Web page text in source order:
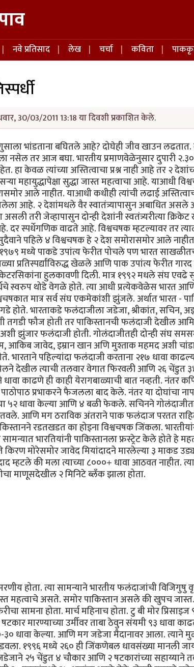
नवे प्रतिसाद लेख चर्चा कविता
30/03/2011 13:18 या दिवशी प्रकाशित केले.
भांडताना बघितले आहे? दोघेही जीव खाउन
नसेल तर आज बघा. भारतीय प्रमाणवेळेनुसार दुपारी
केवळ त्यांच्या अस्तित्वाचा प्रश्न नाही आहे तर २
महायुद्धापेक्षा सुद्धा जास्त महत्वाचा आहे. याआधी
आले नाहीत. याआधी कधीही त्यांची लढाई
आहे. २ देशांमधले वैर स्वातंत्र्यापासुन अबाधित
असली तरी जेव्हापासुन दोन्ही देशांनी स्वतंत्र्यरीत्या
स्पर्धेगणिक वाढते आहे. विश्वचषक म्हटल्यावर तर
पहिले ४ विश्वचषक हे २ देश समोरासमोर आले
मध्ये पाकडे उपांत्य फेरीत पोचले पण भारत
प्रतिस्पर्द्यांविरुद्ध खेळले आणि पाक उपांत्य फेरीत
हुलकावणी दिली. मात्र १९९२ मधले संघ एवढे
स्वरुप थोडे वेगळे होते. त्या आधी प्रत्येकवेळेस भारत
मात्र सर्व संघ एकमेकांशी झुंजले. अर्थात भारत -
होते. भारताकडे फलंदाजीला जडेजा, श्रीकांत, सचिन,
तगडी फौज होती तर पाकिस्तानची फलंदाजी देखील
झुंजार फलंदाजी होती. गोलंदाजीतही दोन्ही संघ
आकिब जावेद, इम्रान खान अणि मुश्ताक महमद अशी
भारताने पहिल्यांदा फलंदाजी करताना २१७ धावा
देखील त्याची तलवार वेगात फिरवली आणि २६ चेंडुत
काढणे ही काही येरागबाळ्याची बात नव्हती. नंतर
प्रभाकरने फैजलला बाद केले. नंतर या दोघांचा
५२ धावा केल्या आणि ४ बळी फेकले. सचिनने
आणि मग ठराविक अंतराने पाक फलंदाज परतत
रडतखडत का होइना विश्वचषक जिंकला.
भारतियांनी पाकिस्तानला फ्रस्ट्रेट केले होते हे
किरण मोरेसमोर जावेद मियांदादने मारलेल्या ३ माकड
म्हटले की मला त्याच्या ८०००+ धावा आठवत नाहीत.
माणूसदेखील २ मिनिटे ब्लँक झाला होता.
होता. त्या सामन्याने भारतीय फलंदाजांची विजिगुषु
महत्वाचे असते. समोर पाकिस्तान असले की खुपच
सामना होता. मार्च महिनाच होता. टु बी मोर
मारण्याच्या उर्मीवर ताबा ठेवुन संयमी ९३ धावा
धावा केल्या. आणि मग जडेजा मैदानावर आला. त्याने
१९९६ मध्ये २६० ही जिंकणेबल धावसंख्या मानली
२५ चेंडुत ४ चौकार आणि २ षटकारांच्या सहाय्याने